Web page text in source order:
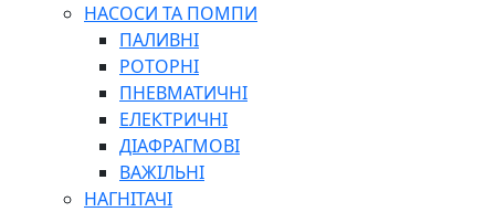
НАСОСИ ТА ПОМПИ
ПАЛИВНІ
РОТОРНІ
ПНЕВМАТИЧНІ
ЕЛЕКТРИЧНІ
ДІАФРАГМОВІ
ВАЖІЛЬНІ
НАГНІТАЧІ